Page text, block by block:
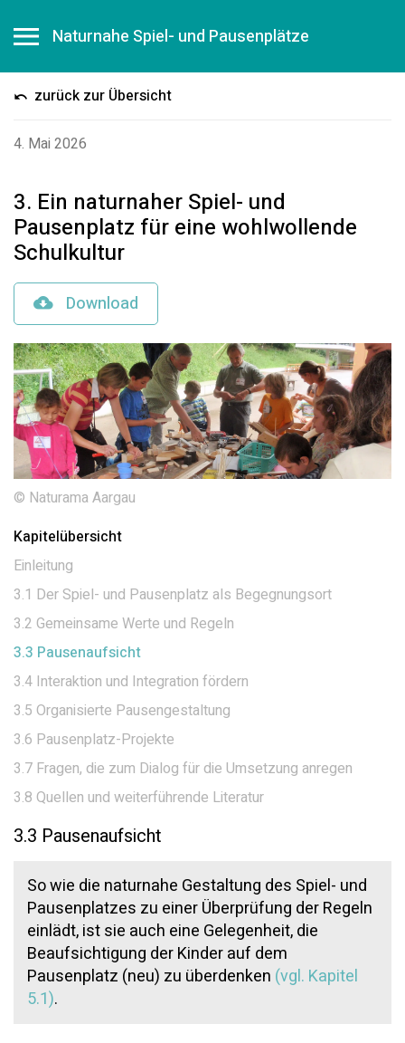
Naturnahe Spiel- und Pausenplätze
zurück zur Übersicht
4. Mai 2026
3. Ein naturnaher Spiel- und
Pausenplatz für eine wohlwollende
Schulkultur
Download
© Naturama Aargau
Kapitelübersicht
Einleitung
3.1 Der Spiel- und Pausenplatz als Begegnungsort
3.2 Gemeinsame Werte und Regeln
3.3 Pausenaufsicht
3.4 Interaktion und Integration fördern
3.5 Organisierte Pausengestaltung
3.6 Pausenplatz-Projekte
3.7 Fragen, die zum Dialog für die Umsetzung anregen
3.8 Quellen und weiterführende Literatur
3.3 Pausenaufsicht
So wie die naturnahe Gestaltung des Spiel- und
Pausenplatzes zu einer Überprüfung der Regeln
einlädt, ist sie auch eine Gelegenheit, die
Beaufsichtigung der Kinder auf dem
Pausenplatz (neu) zu überdenken (vgl. Kapitel
5.1).